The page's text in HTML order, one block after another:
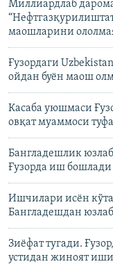
Миллиардлаб
маошларини
Ғузордаги
ойдан буён маош
Касаба уюшмаси
овқат муаммоси
Бангладешлик
Ғузорда иш бошлади
Ишчилари исëн
Бангладешдан
Зиëфат тугади.
устидан жиноят